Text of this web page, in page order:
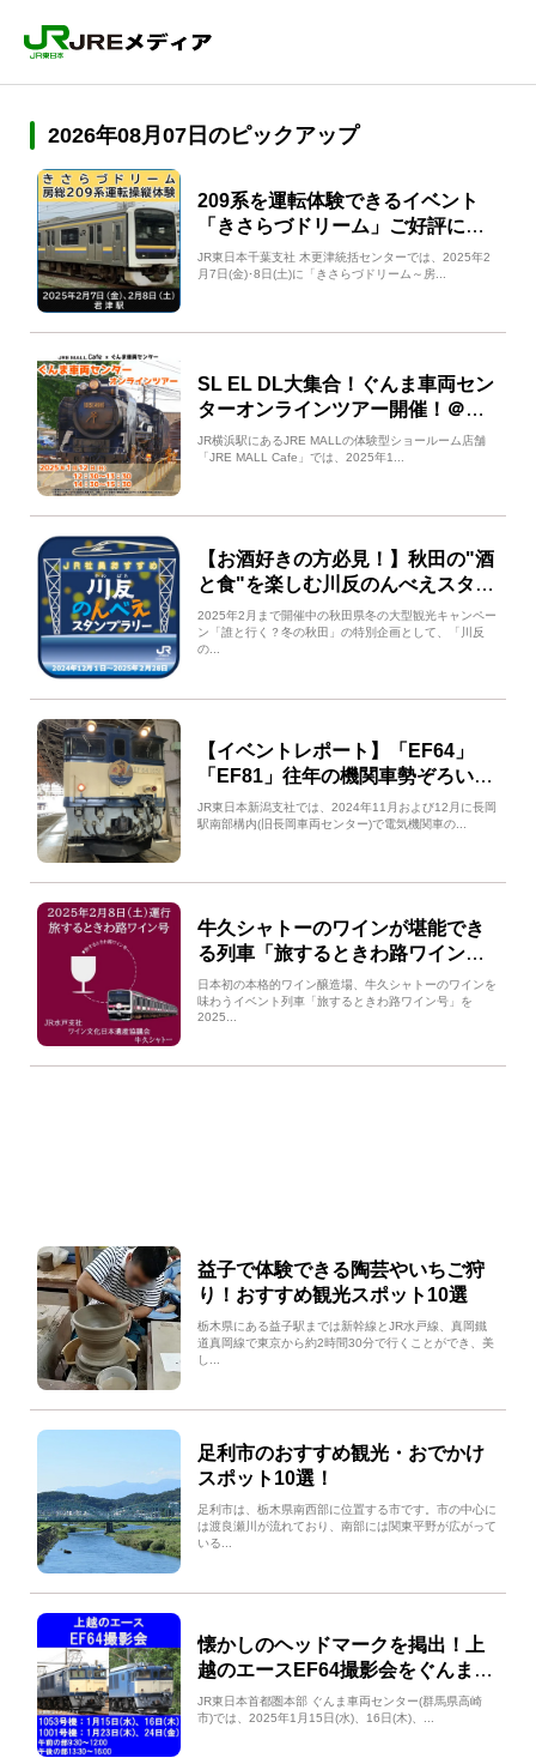
2026年08月07日のピックアップ
209系を運転体験できるイベント
「きさらづドリーム」ご好評につ
き第2弾を開催します！
JR東日本千葉支社 木更津統括センターでは、2025年2
月7日(金)･8日(土)に「きさらづドリーム～房...
SL EL DL大集合！ぐんま車両セン
ターオンラインツアー開催！＠
JRE MALL Cafe
JR横浜駅にあるJRE MALLの体験型ショールーム店舗
「JRE MALL Cafe」では、2025年1...
【お酒好きの方必見！】秋田の"酒
と食"を楽しむ川反のんべえスタン
プラリーをご紹介！
2025年2月まで開催中の秋田県冬の大型観光キャンペー
ン「誰と行く？冬の秋田」の特別企画として、「川反
の...
【イベントレポート】「EF64」
「EF81」往年の機関車勢ぞろい！
秋の機関車祭りを開催しました！
JR東日本新潟支社では、2024年11月および12月に長岡
駅南部構内(旧長岡車両センター)で電気機関車の...
牛久シャトーのワインが堪能でき
る列車「旅するときわ路ワイン
号」を2025年2月8日(土)運行しま
す！
日本初の本格的ワイン醸造場、牛久シャトーのワインを
味わうイベント列車「旅するときわ路ワイン号」を
2025...
益子で体験できる陶芸やいちご狩
り！おすすめ観光スポット10選
栃木県にある益子駅までは新幹線とJR水戸線、真岡鐵
道真岡線で東京から約2時間30分で行くことができ、美
し...
足利市のおすすめ観光・おでかけ
スポット10選！
足利市は、栃木県南西部に位置する市です。市の中心に
は渡良瀬川が流れており、南部には関東平野が広がって
いる...
懐かしのヘッドマークを掲出！上
越のエースEF64撮影会をぐんま車
両センターで開催します！
JR東日本首都圏本部 ぐんま車両センター(群馬県高崎
市)では、2025年1月15日(水)、16日(木)、...